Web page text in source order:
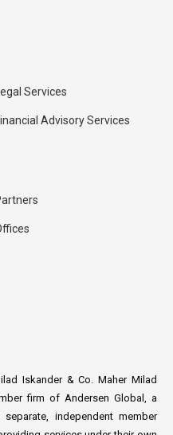
Legal Services
Advisory Services
Iskander & Co. Maher Milad
firm of Andersen Global, a
independent member